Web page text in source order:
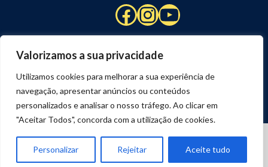
Valorizamos a sua privacidade
Utilizamos cookies para melhorar a sua experiência de
navegação, apresentar anúncios ou conteúdos
personalizados e analisar o nosso tráfego. Ao clicar em
"Aceitar Todos", concorda com a utilização de cookies.
Personalizar Rejeitar Aceite tudo
Facebook
Instagram
YouTube
DESENVOLVIDO POR
JOSEXAVIER.COM